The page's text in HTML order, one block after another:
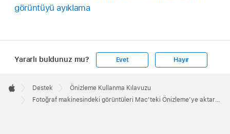
görüntüyü ayıklama
Yararlı buldunuz mu? Evet Hayır
Footer

Apple
Destek
Önizleme Kullanma Kılavuzu
Fotoğraf makinesindeki görüntüleri Mac’teki Önizleme’ye aktarma